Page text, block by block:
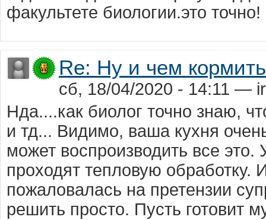
факультете биологии.это точно!
Re: Ну и чем
сб, 18/04/2020 - 14:11 —
Нда....как биолог точно знаю,
и тд... Видимо, ваша кухня
может воспроизводить все
проходят тепловую
пожаловалась на претензии
решить просто. Пусть готовит